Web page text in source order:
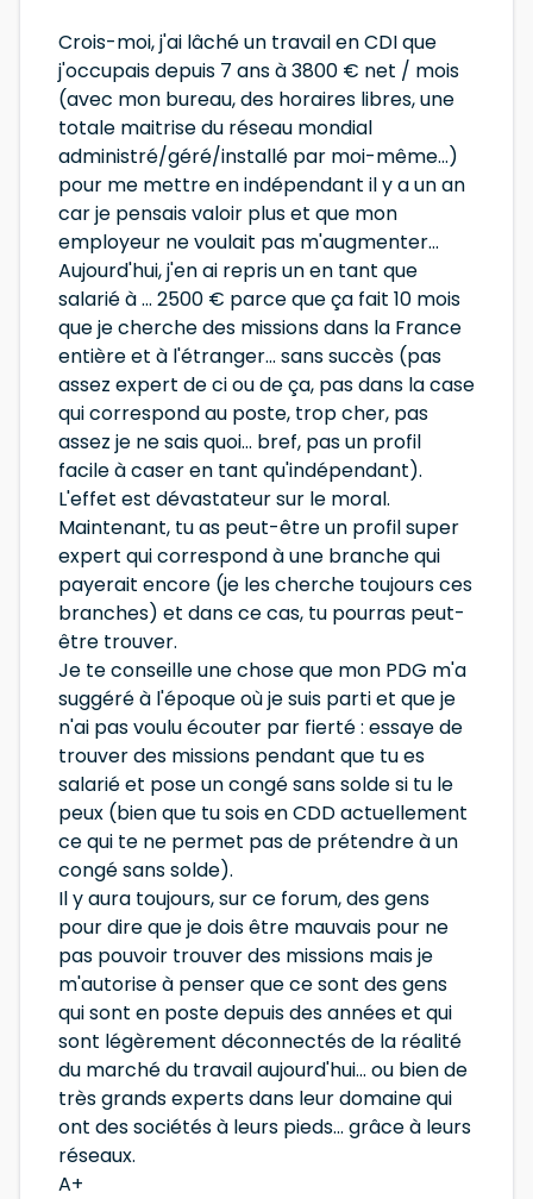
Crois-moi, j'ai lâché un travail en CDI que
j'occupais depuis 7 ans à 3800 € net / mois
(avec mon bureau, des horaires libres, une
totale maitrise du réseau mondial
administré/géré/installé par moi-même...)
pour me mettre en indépendant il y a un an
car je pensais valoir plus et que mon
employeur ne voulait pas m'augmenter...
Aujourd'hui, j'en ai repris un en tant que
salarié à ... 2500 € parce que ça fait 10 mois
que je cherche des missions dans la France
entière et à l'étranger... sans succès (pas
assez expert de ci ou de ça, pas dans la case
qui correspond au poste, trop cher, pas
assez je ne sais quoi... bref, pas un profil
facile à caser en tant qu'indépendant).
L'effet est dévastateur sur le moral.
Maintenant, tu as peut-être un profil super
expert qui correspond à une branche qui
payerait encore (je les cherche toujours ces
branches) et dans ce cas, tu pourras peut-
être trouver.
Je te conseille une chose que mon PDG m'a
suggéré à l'époque où je suis parti et que je
n'ai pas voulu écouter par fierté : essaye de
trouver des missions pendant que tu es
salarié et pose un congé sans solde si tu le
peux (bien que tu sois en CDD actuellement
ce qui te ne permet pas de prétendre à un
congé sans solde).
Il y aura toujours, sur ce forum, des gens
pour dire que je dois être mauvais pour ne
pas pouvoir trouver des missions mais je
m'autorise à penser que ce sont des gens
qui sont en poste depuis des années et qui
sont légèrement déconnectés de la réalité
du marché du travail aujourd'hui... ou bien de
très grands experts dans leur domaine qui
ont des sociétés à leurs pieds... grâce à leurs
réseaux.
A+